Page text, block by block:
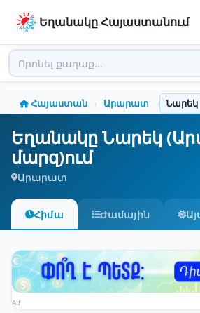
Եղանակը Հայաստանում
Հայաստան › Արարատ ›
Եղանակը Նարեկ
մարզ)ում
Արարատ
Հիմա Ժամային
Ad